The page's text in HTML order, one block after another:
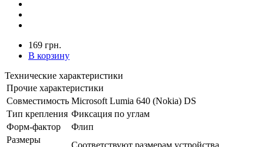
169 грн.
В корзину
Технические характеристики
Прочие характеристики
Совместимость Microsoft Lumia 640 (Nokia) DS
Тип крепления Фиксация по углам
Форм-фактор
Флип
Размеры
Соответствуют размерам устройства